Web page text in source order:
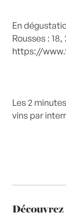
En
Rousses :
https://
Les 2
vins par